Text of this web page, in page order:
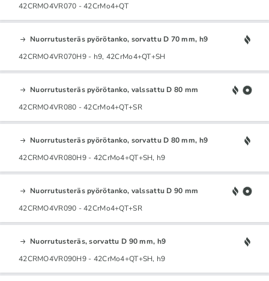
42CRMO4VR070 - 42CrMo4+QT
Nuorrutusteräs pyörötanko, sorvattu D 70 mm, h9
42CRMO4VR070H9 - h9, 42CrMo4+QT+SH
Nuorrutusteräs pyörötanko, valssattu D 80 mm
42CRMO4VR080 - 42CrMo4+QT+SR
Nuorrutusteräs pyörötanko, sorvattu D 80 mm, h9
42CRMO4VR080H9 - 42CrMo4+QT+SH, h9
Nuorrutusteräs pyörötanko, valssattu D 90 mm
42CRMO4VR090 - 42CrMo4+QT+SR
Nuorrutusteräs, sorvattu D 90 mm, h9
42CRMO4VR090H9 - 42CrMo4+QT+SH, h9